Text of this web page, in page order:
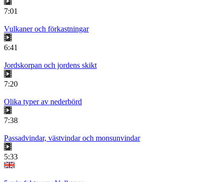
7:01
Vulkaner och förkastningar
6:41
Jordskorpan och jordens skikt
7:20
Olika typer av nederbörd
7:38
Passadvindar, västvindar och monsunvindar
5:33